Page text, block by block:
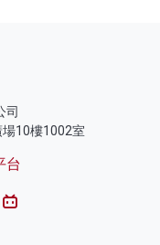
司
10樓1002室
台